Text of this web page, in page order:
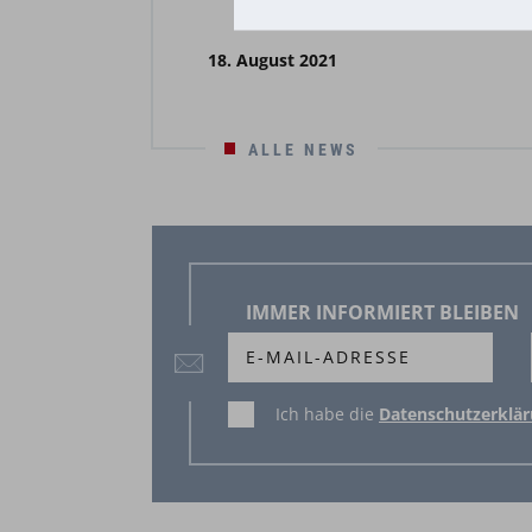
18. August 2021
ALLE NEWS
IMMER INFORMIERT BLEIBEN
Ich habe die